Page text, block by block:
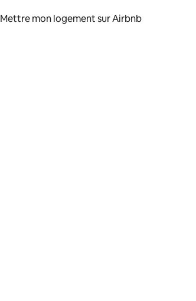
Mettre mon logement sur Airbnb